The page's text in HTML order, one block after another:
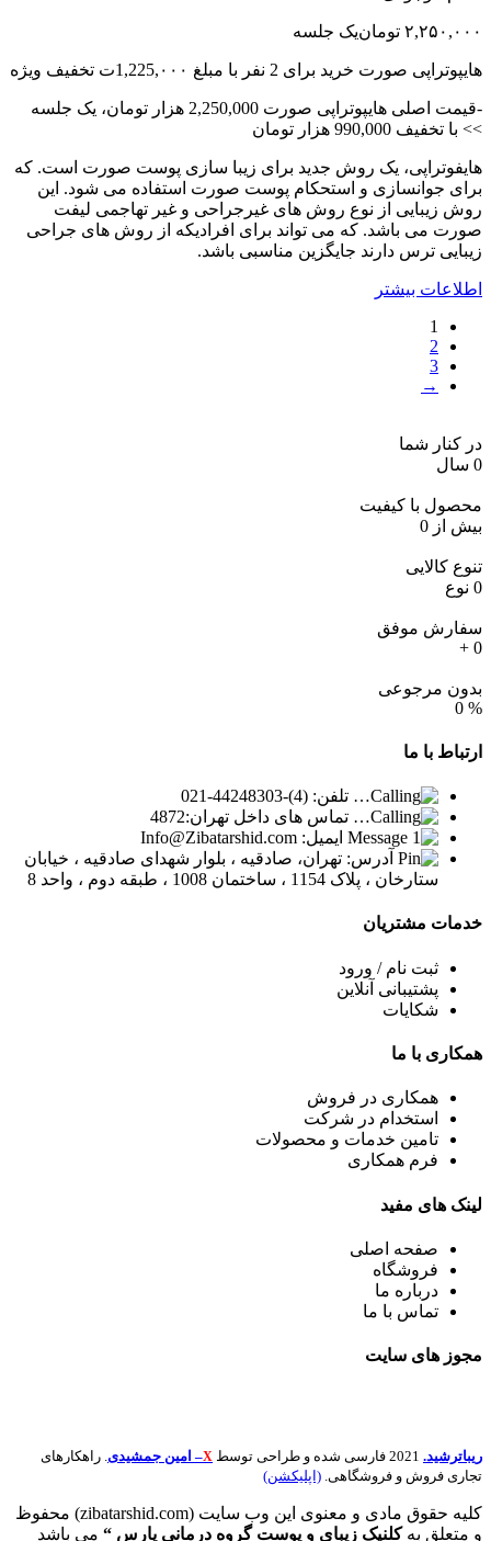
نفر
هر
یک
با
هم
کنند
-
با
تخفیف
هر
جلسه
١٣٧*٢
=٢٧۴
عدد
۲,۲۵۰,۰۰۰ تومانیک جلسه
هایپوتراپی صورت خرید برای 2 نفر با مبلغ 1,225,۰۰۰ت تخفیف ویژه
-قیمت اصلی هایپوتراپی صورت 2,250,000 هزار تومان، یک جلسه
>> با تخفیف 990,000 هزار تومان
هایفوتراپی، یک روش جدید برای زیبا سازی پوست صورت است. که
برای جوانسازی و استحکام پوست صورت استفاده می شود. این
روش زیبایی از نوع روش های غیرجراحی و غیر تهاجمی لیفت
صورت می باشد. که می تواند برای افرادیکه از روش های جراحی
زیبایی ترس دارند جایگزین مناسبی باشد.
اطلاعات بیشتر
1
2
3
→
در کنار شما
0 سال
محصول با کیفیت
بیش از 0
تنوع کالایی
0 نوع
سفارش موفق
0
+
بدون مرجوعی
%
0
ارتباط با ما
تلفن: (4)-44248303-021
تماس های داخل تهران:4872
ایمیل: Info@Zibatarshid.com
آدرس: تهران، صادقیه ، بلوار شهدای صادقیه ، خیابان
ستارخان ، پلاک 1154 ، ساختمان 1008 ، طبقه دوم ، واحد 8
خدمات مشتریان
ثبت نام / ورود
پشتیبانی آنلاین
شکایات
همکاری با ما
همکاری در فروش
استخدام در شرکت
تامین خدمات و محصولات
فرم همکاری
لینک های مفید
صفحه اصلی
فروشگاه
درباره ما
تماس با ما
مجوز های سایت
ریباترشید. 2021 فارسی شده و طراحی توسط X– امین جمشیدی. راهکارهای
تجاری فروش و فروشگاهی. (اپلیکشن)
کلیه حقوق مادی و معنوی این وب سایت (zibatarshid.com) محفوظ
و متعلق بهکلنیک زیبای و پوست گروه درمانی پارس “ می باشد